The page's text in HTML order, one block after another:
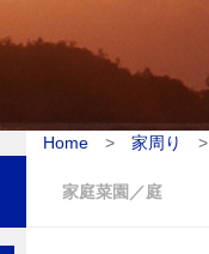
Home > 家周り
家庭菜園／庭